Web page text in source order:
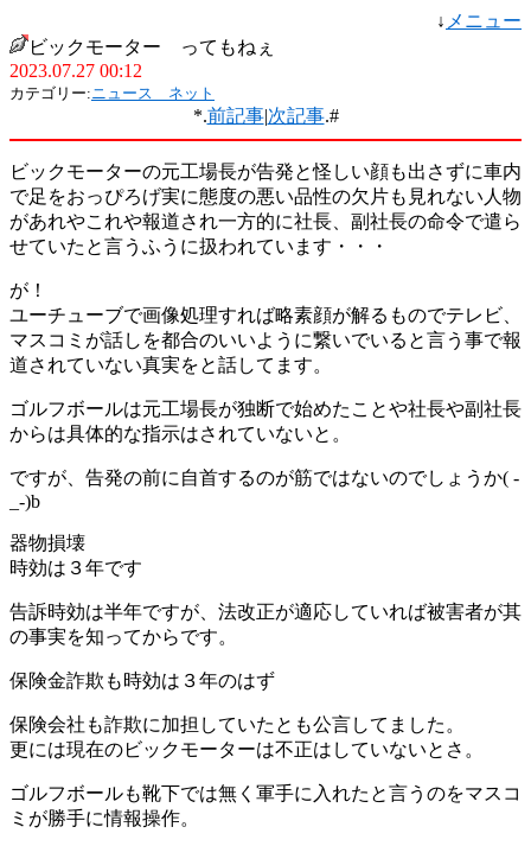
↓ メニュー
ビックモーター ってもねぇ
2023.07.27 00:12
カテゴリー:ニュース ネット
*.前記事|次記事.#
ビックモーターの元工場長が告発と怪しい顔も出さずに車内
で足をおっぴろげ実に態度の悪い品性の欠片も見れない人物
があれやこれや報道され一方的に社長、副社長の命令で遣ら
せていたと言うふうに扱われています・・・
が！
ユーチューブで画像処理すれば略素顔が解るものでテレビ、
マスコミが話しを都合のいいように繋いでいると言う事で報
道されていない真実をと話してます。
ゴルフボールは元工場長が独断で始めたことや社長や副社長
からは具体的な指示はされていないと。
ですが、告発の前に自首するのが筋ではないのでしょうか( -
_-)b
器物損壊
時効は３年です
告訴時効は半年ですが、法改正が適応していれば被害者が其
の事実を知ってからです。
保険金詐欺も時効は３年のはず
保険会社も詐欺に加担していたとも公言してました。
更には現在のビックモーターは不正はしていないとさ。
ゴルフボールも靴下では無く軍手に入れたと言うのをマスコ
ミが勝手に情報操作。